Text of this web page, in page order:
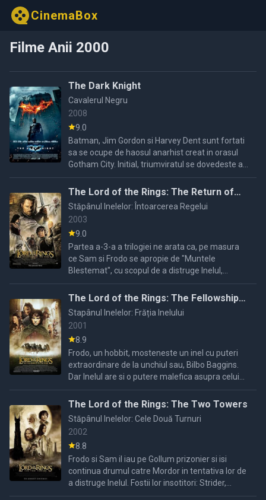
CinemaBox
Filme Anii 2000
The Dark Knight
Cavalerul Negru
2008
9.0
Batman, Jim Gordon si Harvey Dent sunt fortati
sa se ocupe de haosul anarhist creat in orasul
Gotham City. Initial, triumviratul se dovedeste a fi
eficient, dar in curand cei trei devin tinta unui ...
The Lord of the Rings: The Return of
the King
Stăpânul Inelelor: Întoarcerea Regelui
2003
9.0
Partea a-3-a a trilogiei ne arata ca, pe masura
ce Sam si Frodo se apropie de "Muntele
Blestemat", cu scopul de a distruge Inelul,
Gandalf si Pippin incearca sa apere Gondorul.
Merry ramane cu Eowyn ...
The Lord of the Rings: The Fellowship
of the Ring
Stapânul Inelelor: Frăția Inelului
2001
8.9
Frodo, un hobbit, mosteneste un inel cu puteri
extraordinare de la unchiul sau, Bilbo Baggins.
Dar Inelul are si o putere malefica asupra celui
ce-l detine, asa ca Frodo trebuie sa plece intr-o ...
The Lord of the Rings: The Two Towers
Stăpânul Inelelor: Cele Două Turnuri
2002
8.8
Frodo si Sam il iau pe Gollum prizonier si isi
continua drumul catre Mordor in tentativa lor de
a distruge Inelul. Fostii lor insotitori: Strider,
Legolas, Gimli, Merry si Pippin isi gasesc aliati in